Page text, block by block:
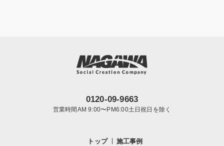
0120-09-9663
営業時間AM 9:00〜PM6:00土日祝日を除く
トップ 施工事例